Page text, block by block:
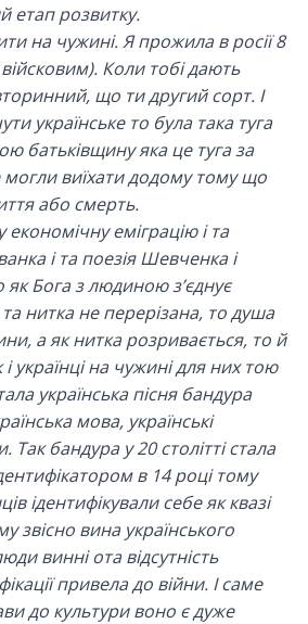
етап розвитку.
на чужині. Я прожила в росії 8
Коли тобі дають
що ти другий сорт. І
українське то була така туга
батьківщину яка це туга за
могли виїхати додому тому що
або смерть.
економічну еміграцію і та
і та поезія Шевченка і
Бога з людиною з’єднує
нитка не перерізана, то душа
а як нитка розривається, то й
українці на чужині для них тою
українська пісня бандура
мова, українські
бандура у 20 столітті стала
в 14 році тому
ідентифікували себе як квазі
звісно вина українського
винні ота відсутність
привела до війни. І саме
до культури воно є дуже